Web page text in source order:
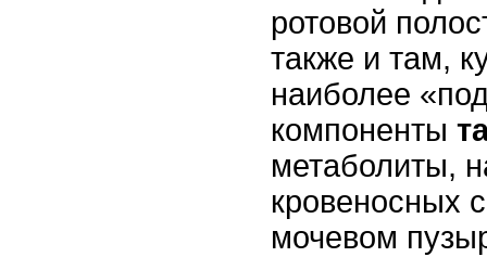
ротовой
также и там,
наиболее
компоненты
метаболиты,
кровеносных
мочевом